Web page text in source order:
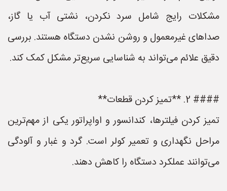
مشکلات رایج شامل سرد نکردن، نشتی آب یا گاز،
صداهای غیرمعمول و روشن نشدن دستگاه هستند. بررسی
دقیق علائم می‌تواند به شناسایی سریع‌تر مشکل کمک کند.
#### 2. **تمیز کردن قطعات**
تمیز کردن فیلترها، کندانسور و اواپراتور یکی از مهم‌ترین
مراحل نگهداری و تعمیر کولر است. گرد و غبار و آلودگی
می‌توانند عملکرد دستگاه را کاهش دهند.